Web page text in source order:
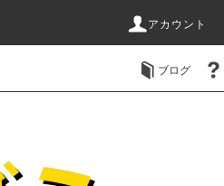
アカウント
ブログ